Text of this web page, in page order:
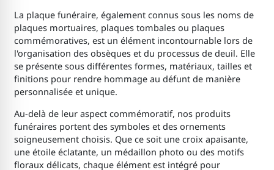
La plaque funéraire, également connus sous les noms de
plaques mortuaires, plaques tombales ou plaques
commémoratives, est un élément incontournable lors de
l'organisation des obsèques et du processus de deuil. Elle
se présente sous différentes formes, matériaux, tailles et
finitions pour rendre hommage au défunt de manière
personnalisée et unique.
Au-delà de leur aspect commémoratif, nos produits
funéraires portent des symboles et des ornements
soigneusement choisis. Que ce soit une croix apaisante,
une étoile éclatante, un médaillon photo ou des motifs
floraux délicats, chaque élément est intégré pour